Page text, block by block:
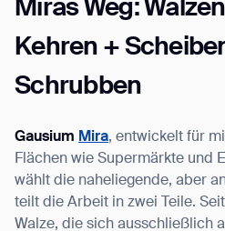
Miras Weg:
Kehren +
Schrubben
Gausium Mira, entwickelt für
Flächen wie Supermärkte und
wählt die naheliegende, aber
teilt die Arbeit in zwei Teile.
Walze, die sich ausschließlich